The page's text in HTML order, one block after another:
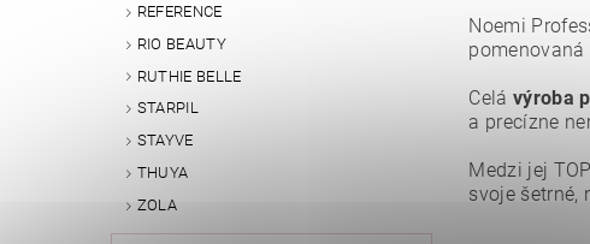
REFERENCE
RIO BEAUTY
RUTHIE BELLE
STARPIL
STAYVE
THUYA
ZOLA
Noemi
Celávýroba
a precízne
Medzi jej
svoje šetrné,